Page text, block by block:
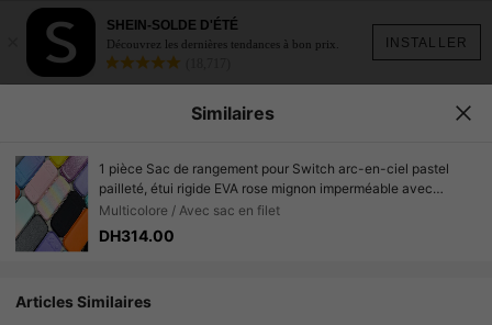
INSTALLER
SHEIN-SOLDE D'ÉTÉ
Découvrez les dernières tendances à bon prix.
Similaires
1 pièce Sac de rangement pour Switch arc-en-ciel pastel
pailleté, étui rigide EVA rose mignon imperméable avec
fermeture éclair pour filles & joueurs pour Switch OLED/NS,
sac de rangement protecteur avec 10 fentes pour cartes de
Multicolore / Avec sac en filet
DH314.00
Articles Similaires